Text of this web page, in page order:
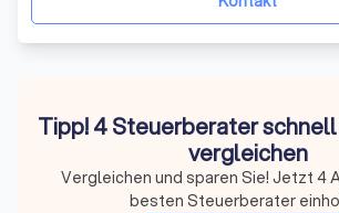
Tipp! 4 Steuerberater
vergleichen
Vergleichen und sparen Sie! Jetzt 4
besten Steuerberater